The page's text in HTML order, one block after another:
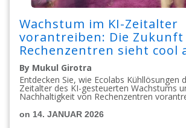
Wachstum im KI-Zeitalter
vorantreiben: Die Zukunft
Rechenzentren sieht cool
By Mukul Girotra
Entdecken Sie, wie Ecolabs Kühllösungen
Zeitalter des KI-gesteuerten Wachstums
Nachhaltigkeit von Rechenzentren
on 14. JANUAR 2026